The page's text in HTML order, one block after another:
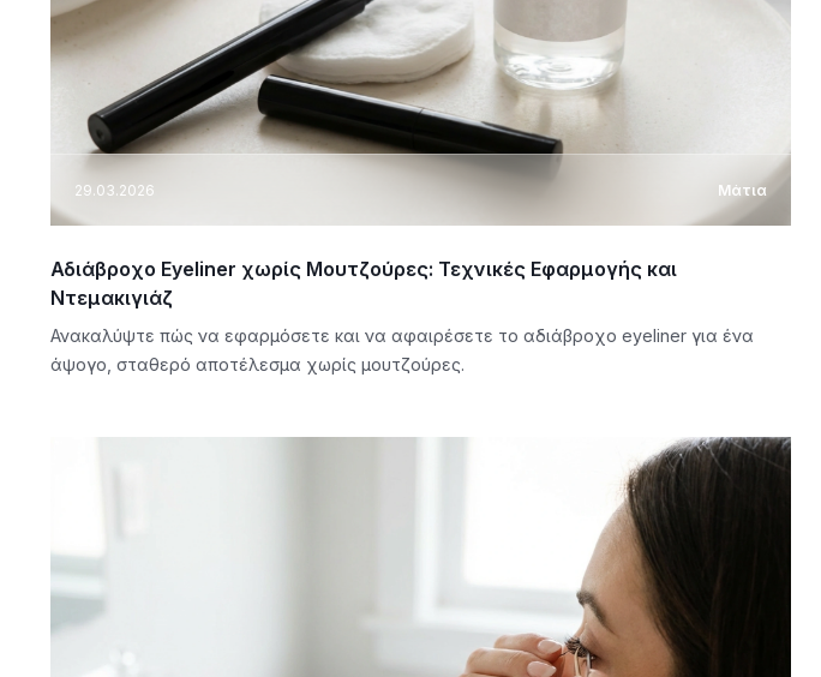
29.03.2026 Μάτια
Αδιάβροχο Eyeliner χωρίς Μουτζούρες: Τεχνικές Εφαρμογής και
Ντεμακιγιάζ
Ανακαλύψτε πώς να εφαρμόσετε και να αφαιρέσετε το αδιάβροχο eyeliner για ένα
άψογο, σταθερό αποτέλεσμα χωρίς μουτζούρες.